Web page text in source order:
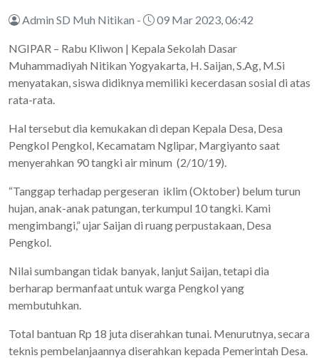
Admin SD Muh Nitikan - 09 Mar 2023, 06:42
NGIPAR – Rabu Kliwon | Kepala Sekolah Dasar
Muhammadiyah Nitikan Yogyakarta, H. Saijan, S.Ag, M.Si
menyatakan, siswa didiknya memiliki kecerdasan sosial di atas
rata-rata.
Hal tersebut dia kemukakan di depan Kepala Desa, Desa
Pengkol Pengkol, Kecamatam Nglipar, Margiyanto saat
menyerahkan 90 tangki air minum (2/10/19).
“Tanggap terhadap pergeseran iklim (Oktober) belum turun
hujan, anak-anak patungan, terkumpul 10 tangki. Kami
mengimbangi,” ujar Saijan di ruang perpustakaan, Desa
Pengkol.
Nilai sumbangan tidak banyak, lanjut Saijan, tetapi dia
berharap bermanfaat untuk warga Pengkol yang
membutuhkan.
Total bantuan Rp 18 juta diserahkan tunai. Menurutnya, secara
teknis pembelanjaannya diserahkan kepada Pemerintah Desa.